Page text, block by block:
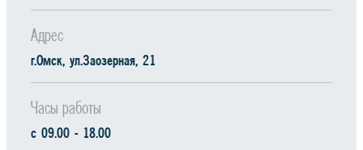
Адрес
г.Омск, yл.Заозерная, 21
Часы работы
c 09.00 - 18.00